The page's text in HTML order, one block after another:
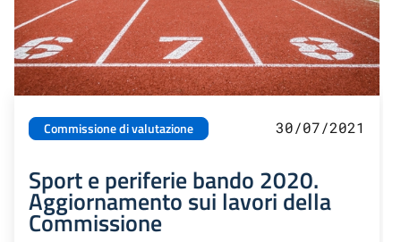
Commissione di valutazione 30/07/2021
Sport e periferie bando 2020.
Aggiornamento sui lavori della
Commissione